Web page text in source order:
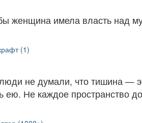
женщина имела власть над
(1)
не думали, что тишина —
ею. Не каждое пространство